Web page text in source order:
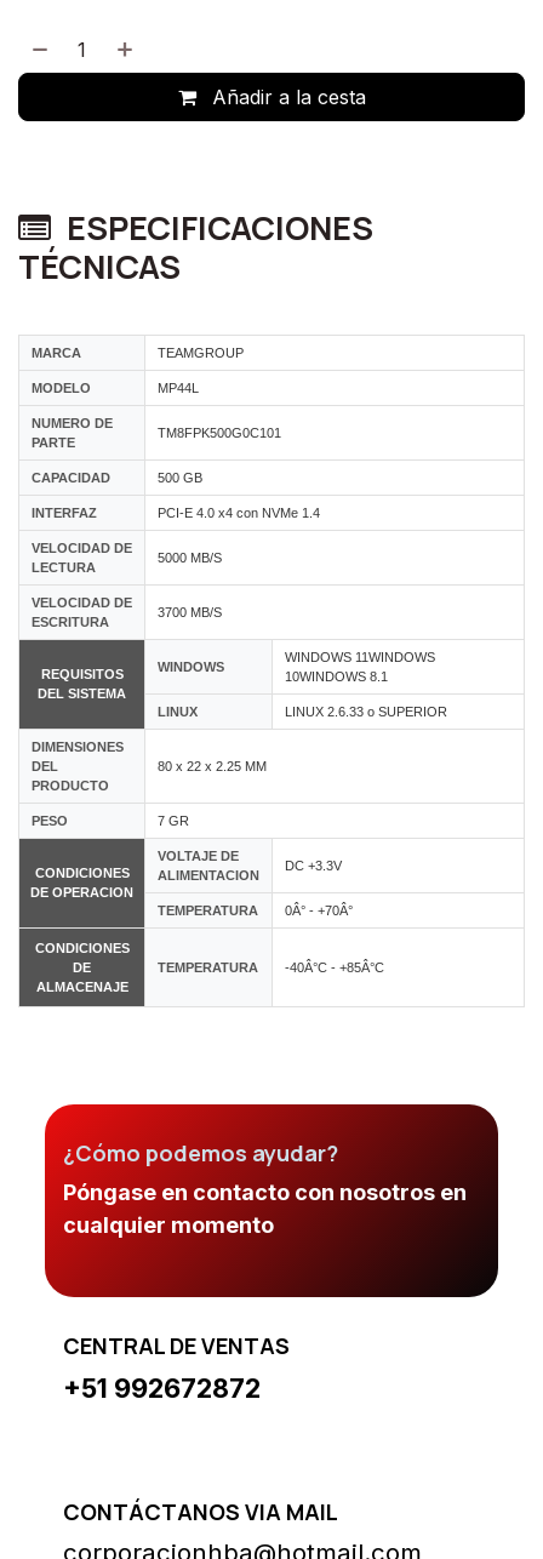
Añadir a la cesta
ESPECIFICACIONES
TÉCNICAS
MARCA TEAMGROUP
MODELO MP44L
NUMERO DE
PARTE
TM8FPK500G0C101
CAPACIDAD 500 GB
INTERFAZ PCI-E 4.0 x4 con NVMe 1.4
VELOCIDAD DE
LECTURA
5000 MB/S
VELOCIDAD DE
ESCRITURA
3700 MB/S
REQUISITOS
DEL SISTEMA
WINDOWS
WINDOWS 11WINDOWS
10WINDOWS 8.1
LINUX LINUX 2.6.33 o SUPERIOR
DIMENSIONES
DEL
PRODUCTO
80 x 22 x 2.25 MM
PESO 7 GR
CONDICIONES
DE OPERACION
VOLTAJE DE
ALIMENTACION
DC +3.3V
TEMPERATURA 0Â° - +70Â°
CONDICIONES
DE
ALMACENAJE
TEMPERATURA -40Â°C - +85Â°C
¿Cómo podemos ayudar?
Póngase en contacto con nosotros en
cualquier momento
CENTRAL DE VENTAS
+51 992672872
CONTÁCTANOS VIA MAIL
corporacionhba@hotmail.com